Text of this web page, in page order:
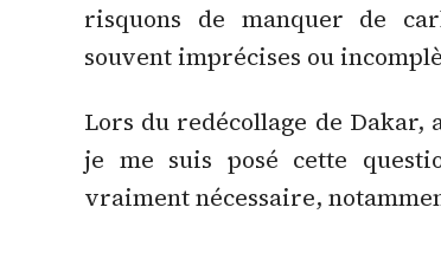
risquons de manquer de
souvent imprécises ou
Lors du redécollage de
je me suis posé cette
vraiment nécessaire,